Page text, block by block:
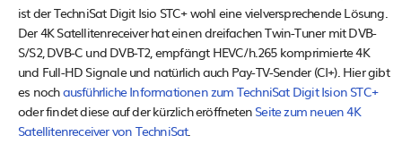
ist der TechniSat Digit Isio STC+ wohl eine vielversprechende Lösung.
Der 4K Satellitenreceiver hat einen dreifachen Twin-Tuner mit DVB-
S/S2, DVB-C und DVB-T2, empfängt HEVC/h.265 komprimierte 4K
und Full-HD Signale und natürlich auch Pay-TV-Sender (CI+). Hier gibt
es nochausführliche Informationen zum TechniSat Digit Ision STC+
oder findet diese auf der kürzlich eröffneten Seite zum neuen 4K
Satellitenreceiver von TechniSat.